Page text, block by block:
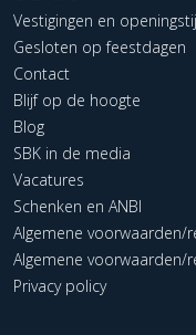
Vestigingen en
Gesloten op feestdagen
Contact
Blijf op de hoogte
Blog
SBK in de media
Vacatures
Schenken en ANBI
Algemene voorwaarden/
Algemene voorwaarden/
Privacy policy